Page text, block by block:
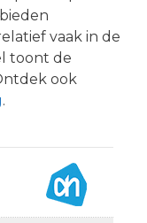
vaak in de
toont de
ook
.